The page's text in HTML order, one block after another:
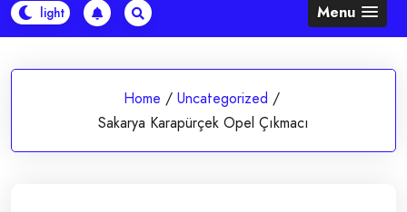
Menu
Home / Uncategorized /
Sakarya Karapürçek Opel Çıkmacı